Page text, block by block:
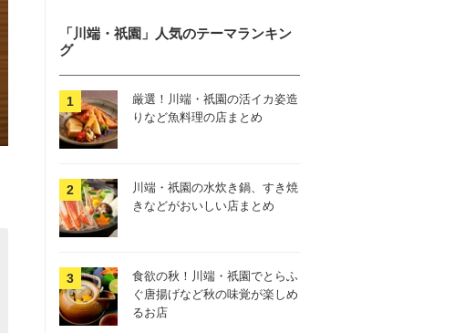
「川端・祇園」人気のテーマランキン
グ
厳選！川端・祇園の活イカ姿造
りなど魚料理の店まとめ
川端・祇園の水炊き鍋、すき焼
きなどがおいしい店まとめ
食欲の秋！川端・祇園でとらふ
ぐ唐揚げなど秋の味覚が楽しめ
るお店